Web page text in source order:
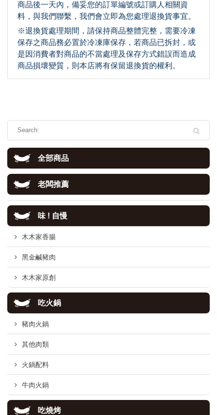
商品後一天內，備妥您的訂單編號或訂購人相關資
料，與我們聯繫，我們會立即為您處理退換貨事宜。
※退換貨處理期間，請保持商品整體完整，需要冷凍
保存之商品務必置於冷凍庫保存，若商品已拆封，或
是因消費者對商品的不當處理及保存方式錯誤而造成
商品損壞變質，則本店將有保留退換貨的權利。
全部商品
老闆推薦
味 ! 自慢
木木家香腸
黑金鹹豬肉
木木家原創
吃火鍋
豬肉火鍋
其他肉類
火鍋配料
牛肉火鍋
吃燒烤